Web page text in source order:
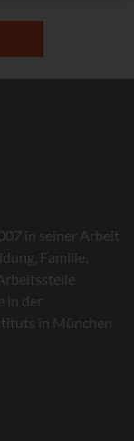
in seiner Arbeit
Familie,
in der
in München